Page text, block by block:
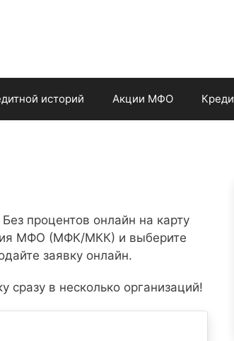
историй Акции МФО
процентов онлайн на карту
МФО (МФК/МКК) и выберите
заявку онлайн.
в несколько организаций!